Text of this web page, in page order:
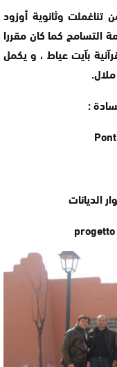
وثانوية أوزود
التسامح كما كان مقررا
بآيت عياط ، و يكمل
: